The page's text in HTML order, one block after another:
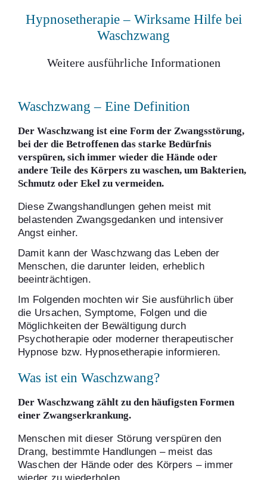
Hypnosetherapie – Wirksame Hilfe bei
Waschzwang
Weitere ausführliche Informationen
Waschzwang – Eine Definition
Der Waschzwang ist eine Form der Zwangsstörung,
bei der die Betroffenen das starke Bedürfnis
verspüren, sich immer wieder die Hände oder
andere Teile des Körpers zu waschen, um Bakterien,
Schmutz oder Ekel zu vermeiden.
Diese Zwangshandlungen gehen meist mit
belastenden Zwangsgedanken und intensiver
Angst einher.
Damit kann der Waschzwang das Leben der
Menschen, die darunter leiden, erheblich
beeinträchtigen.
Im Folgenden mochten wir Sie ausführlich über
die Ursachen, Symptome, Folgen und die
Möglichkeiten der Bewältigung durch
Psychotherapie oder moderner therapeutischer
Hypnose bzw. Hypnosetherapie informieren.
Was ist ein Waschzwang?
Der Waschzwang zählt zu den häufigsten Formen
einer Zwangserkrankung.
Menschen mit dieser Störung verspüren den
Drang, bestimmte Handlungen – meist das
Waschen der Hände oder des Körpers – immer